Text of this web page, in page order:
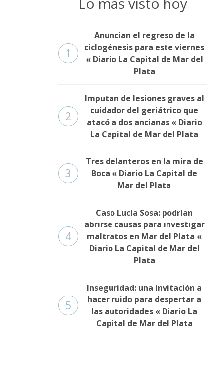
1
Anuncian el regreso de la
ciclogénesis para este viernes
« Diario La Capital de Mar del
Plata
2
Imputan de lesiones graves al
cuidador del geriátrico que
atacó a dos ancianas « Diario
La Capital de Mar del Plata
3
Tres delanteros en la mira de
Boca « Diario La Capital de
Mar del Plata
4
Caso Lucía Sosa: podrían
abrirse causas para investigar
maltratos en Mar del Plata «
Diario La Capital de Mar del
Plata
5
Inseguridad: una invitación a
hacer ruido para despertar a
las autoridades « Diario La
Capital de Mar del Plata